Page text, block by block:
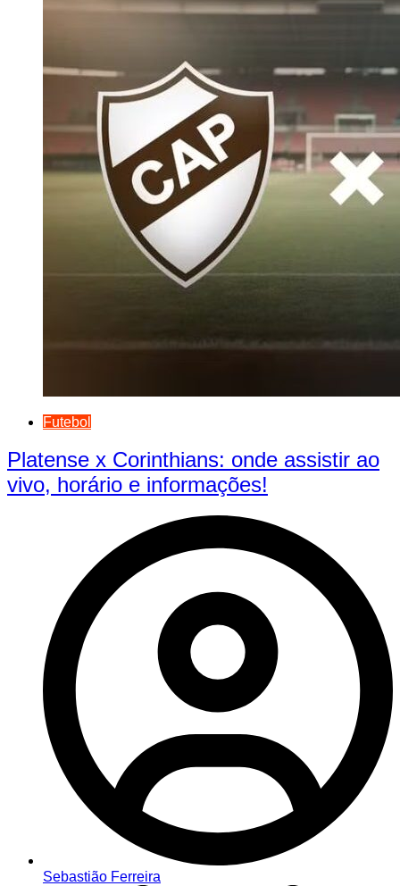
Futebol
Platense x Corinthians: onde assistir ao
vivo, horário e informações!
Sebastião Ferreira